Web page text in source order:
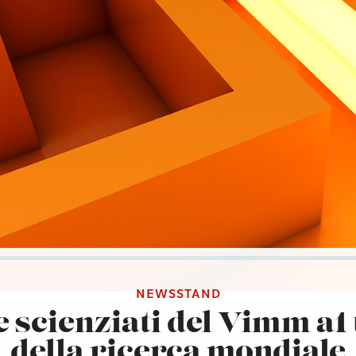
NEWSSTAND
scienziati del Vimm a1